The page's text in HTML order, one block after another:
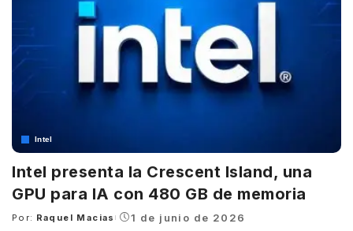
Intel
Intel presenta la Crescent Island, una
GPU para IA con 480 GB de memoria
Posted
Por: Raquel Macias 1 de junio de 2026